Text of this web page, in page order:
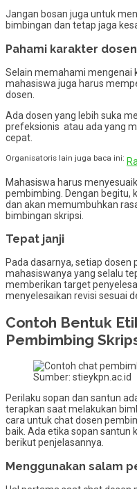
Jangan bosan juga untuk
bimbingan dan tetap jaga
Pahami karakter
Selain memahami mengenai
mahasiswa juga harus
dosen.
Ada dosen yang lebih suka
prefeksionis atau ada yang
cepat.
Organisatoris lain juga baca ini:
Mahasiswa harus
pembimbing. Dengan begitu,
dan akan memumbuhkan
bimbingan skripsi.
Tepat janji
Pada dasarnya, setiap
mahasiswanya yang selalu
memberikan target
menyelesaikan revisi sesuai
Contoh Bentuk
Pembimbing
Sumber: stieykpn.ac.id
Perilaku sopan dan santun
terapkan saat melakukan
cara untuk chat dosen
baik. Ada etika sopan santun
berikut penjelasannya.
Menggunakan salam